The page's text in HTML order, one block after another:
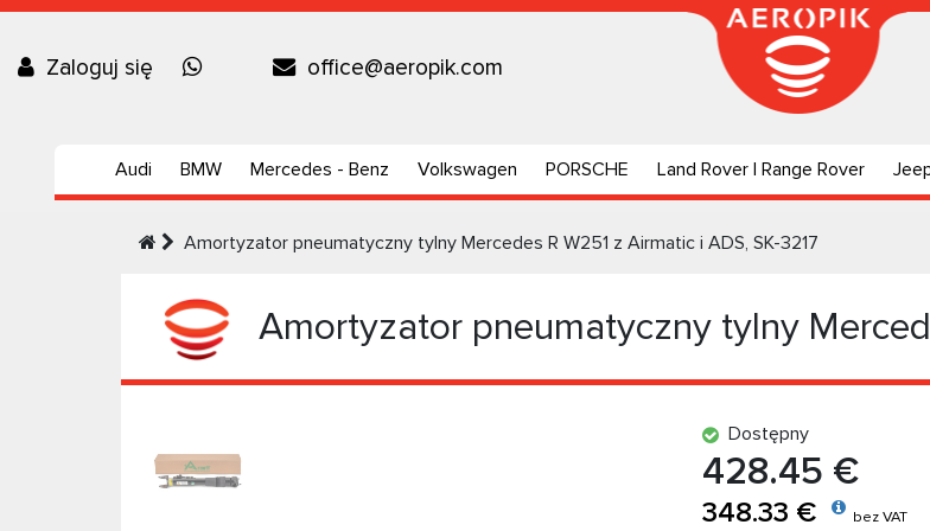
Zaloguj się office@aeropik.com
Audi BMW Mercedes - Benz Volkswagen PORSCHE Land Rover | Range Rover
Amortyzator pneumatyczny tylny Mercedes R W251 z Airmatic i ADS, SK-3217
Amortyzator pneumatyczny tylny
Dostępny
428.45 €
348.33 € bez VAT